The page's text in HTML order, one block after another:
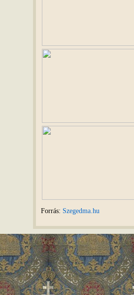
Forrás: Szegedma.hu